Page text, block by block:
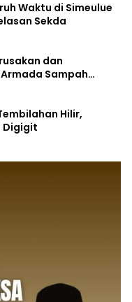
Waktu di Simeulue
Sekda
dan
Sampah
Hilir,
Digigit